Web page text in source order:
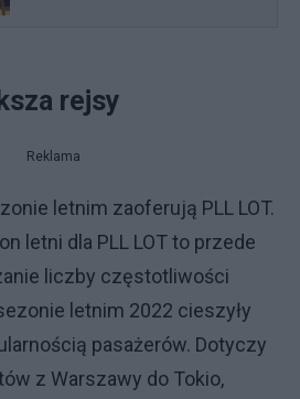
rejsy
Reklama
letnim zaoferują PLL LOT.
letni dla PLL LOT to przede
liczby częstotliwości
letnim 2022 cieszyły
pasażerów. Dotyczy
z Warszawy do Tokio,